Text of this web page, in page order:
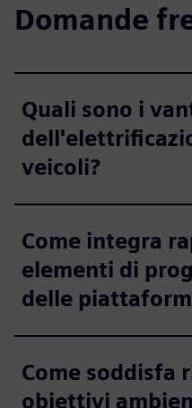
Domande
Quali sono i
veicoli?
Come integra
elementi di
delle
Come soddisfa
obiettivi